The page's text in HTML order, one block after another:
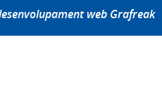
web Grafreak